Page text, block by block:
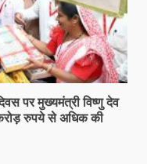
पर मुख्यमंत्री विष्णु देव
रुपये से अधिक की